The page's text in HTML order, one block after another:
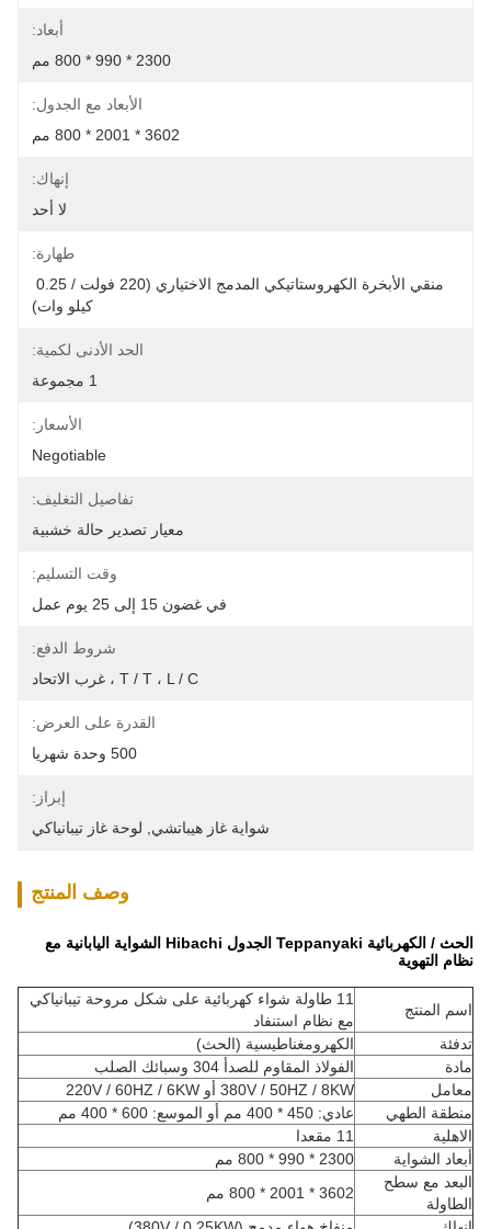
أبعاد:
2300 * 990 * 800 مم
الأبعاد مع الجدول:
3602 * 2001 * 800 مم
إنهاك:
لا أحد
طهارة:
كيلو وات)
الحد الأدنى لكمية:
1 مجموعة
الأسعار:
Negotiable
تفاصيل التغليف:
معيار تصدير حالة خشبية
وقت التسليم:
في غضون 15 إلى 25 يوم عمل
شروط الدفع:
T / T ، L / C ، غرب الاتحاد
القدرة على العرض:
500 وحدة شهريا
إبراز:
شواية غاز هيباتشي
لوحة غاز تيبانياكي
وصف المنتج
الحث / الكهربائية Teppanyaki الجدول Hibachi الشواية اليابانية مع
نظام التهوية
اسم المنتج
11 طاولة شواء كهربائية على شكل مروحة تيبانياكي
مع نظام استنفاد
تدفئة
الكهرومغناطيسية (الحث)
مادة
الفولاذ المقاوم للصدأ 304 وسبائك الصلب
معامل
380V / 50HZ / 8KW أو 220V / 60HZ / 6KW
منطقة الطهي
عادي: 450 * 400 مم أو الموسع: 600 * 400 مم
الاهلية
11 مقعدا
أبعاد الشواية
2300 * 990 * 800 مم
البعد مع سطح
الطاولة
3602 * 2001 * 800 مم